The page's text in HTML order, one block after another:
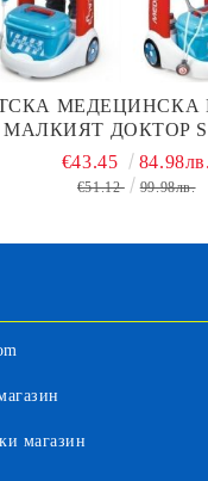
МЕДЕЦИНСКА
МАЛКИЯТ ДОКТОР
7600340202
€43.45
€51.12 99.98лв.
магазин